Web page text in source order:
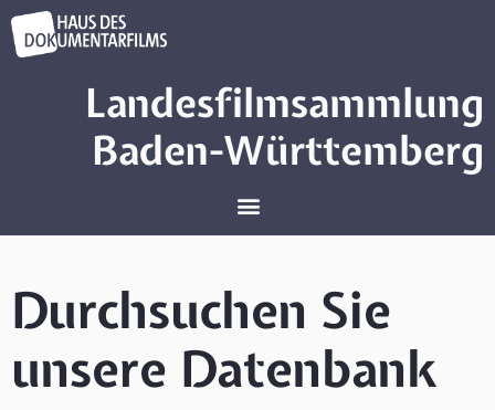
Landesfilmsammlung
Baden-Württemberg
Durchsuchen Sie
unsere Datenbank